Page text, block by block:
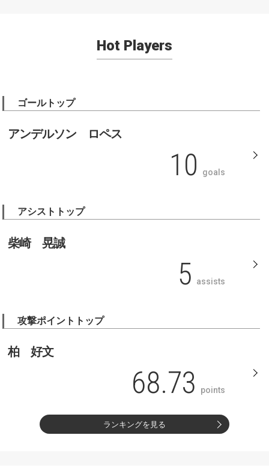
Hot Players
ゴールトップ
アンデルソン ロペス
10 goals
アシストトップ
柴崎 晃誠
5 assists
攻撃ポイントトップ
柏 好文
68.73 points
ランキングを見る